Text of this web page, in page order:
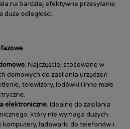
na bardziej efektywne przesyłanie
duże odległości.
. Najczęściej stosowane w
domowych do zasilania urządzeń
telewizory, lodówki i inne małe
elektroniczne. Idealne do zasilania
który nie wymaga dużych
komputery, ładowarki do telefonów i